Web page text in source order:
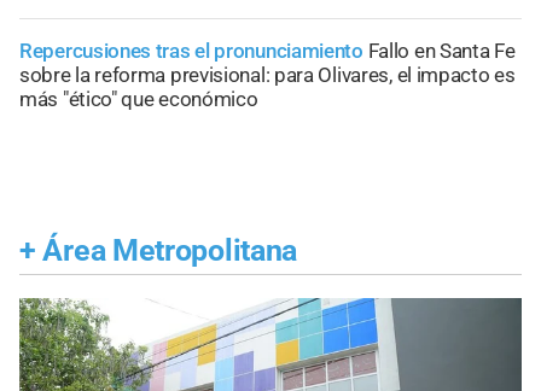
Repercusiones tras el pronunciamiento Fallo en Santa Fe
sobre la reforma previsional: para Olivares, el impacto es
más "ético" que económico
+ Área Metropolitana